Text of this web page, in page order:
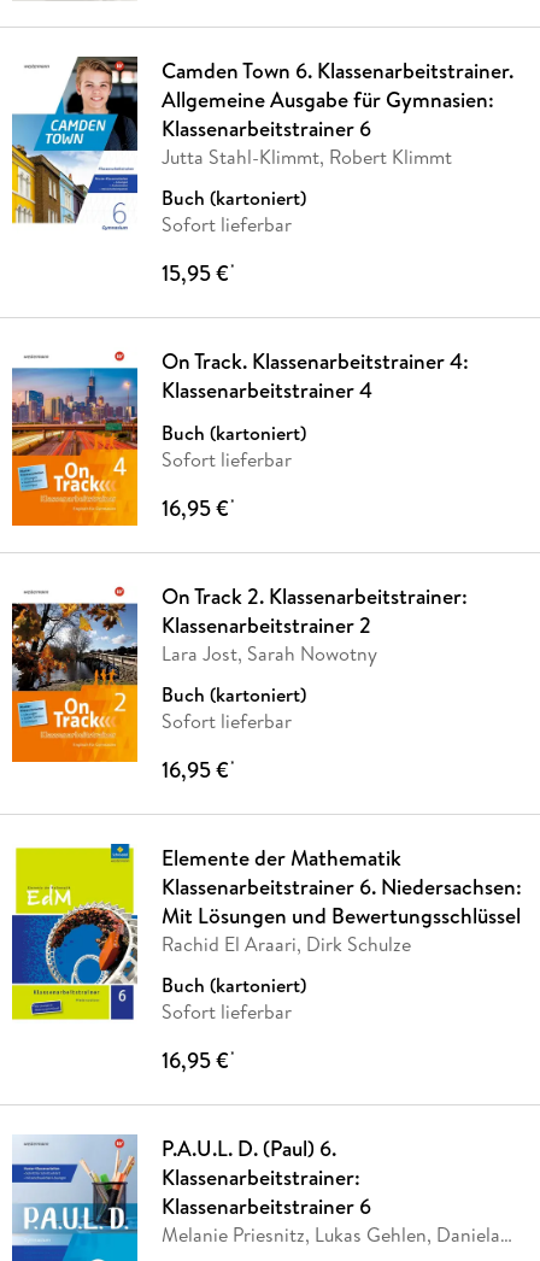
Camden Town 6. Klassenarbeitstrainer.
Allgemeine Ausgabe für Gymnasien:
Klassenarbeitstrainer 6
Jutta Stahl-Klimmt, Robert Klimmt
Buch (kartoniert)
Sofort lieferbar
15,95 €*
On Track. Klassenarbeitstrainer 4:
Klassenarbeitstrainer 4
Buch (kartoniert)
Sofort lieferbar
16,95 €*
On Track 2. Klassenarbeitstrainer:
Klassenarbeitstrainer 2
Lara Jost, Sarah Nowotny
Buch (kartoniert)
Sofort lieferbar
16,95 €*
Elemente der Mathematik
Klassenarbeitstrainer 6. Niedersachsen:
Mit Lösungen und Bewertungsschlüssel
Rachid El Araari, Dirk Schulze
Buch (kartoniert)
Sofort lieferbar
16,95 €*
P.A.U.L. D. (Paul) 6.
Klassenarbeitstrainer:
Klassenarbeitstrainer 6
Melanie Priesnitz, Lukas Gehlen, Daniela